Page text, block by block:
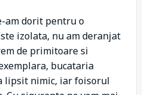
am dorit pentru o
izolata, nu am deranjat
de primitoare si
bucataria
lipsit nimic, iar foisorul